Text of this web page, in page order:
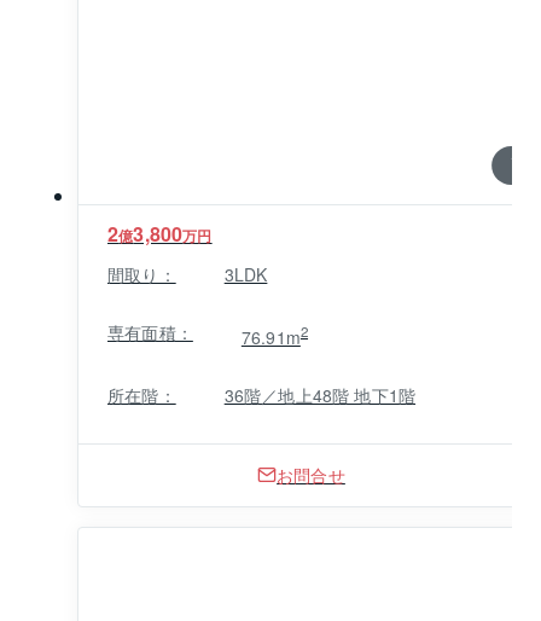
1 / 0
2億3,800万円
間取り： 3LDK
専有面積： 76.91m2
所在階： 36階／地上48階 地下1階
お問合せ